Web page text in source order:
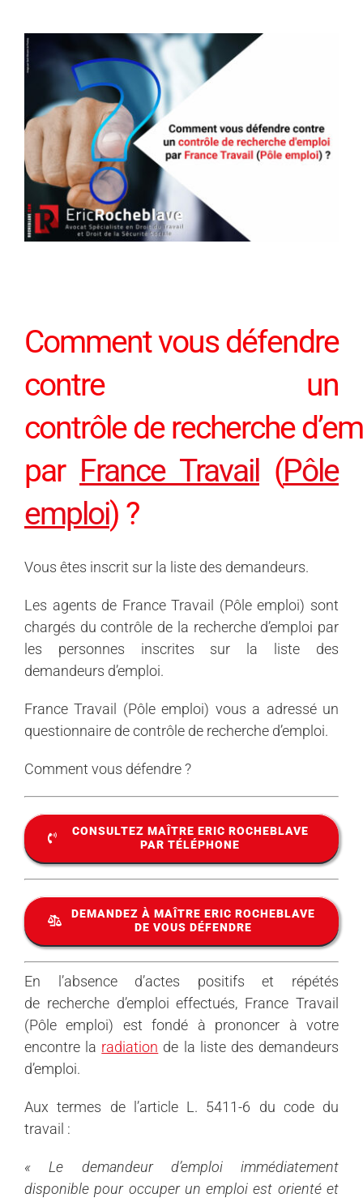
Voir
l'image
agrandie
Comment vous défendre
contre un
contrôle de recherche d’
par France Travail (Pôle
emploi) ?
Vous êtes inscrit sur la liste des demandeurs.
Les agents de France Travail (Pôle emploi) sont
chargés ducontrôle de la recherche d’emploi par
les personnes inscrites sur la liste des
demandeurs d’emploi.
France Travail (Pôle emploi) vous a adressé un
questionnaire decontrôle de recherche d’emploi.
Comment vous défendre ?
CONSULTEZ MAÎTRE ERIC ROCHEBLAVE
PAR TÉLÉPHONE
DEMANDEZ À MAÎTRE ERIC ROCHEBLAVE
DE VOUS DÉFENDRE
En l’absence d’actes positifs et répétés
de recherche d’emploi effectués, France Travail
(Pôle emploi) est fondé à prononcer à votre
encontre la radiation de la liste des demandeurs
d’emploi.
Aux termes de l’article L. 5411-6 du code du
travail :
« Le demandeur d’emploi immédiatement
disponible pour occuper unemploi est orienté et